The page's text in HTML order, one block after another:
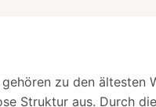
gehören zu den
Struktur aus. Durch